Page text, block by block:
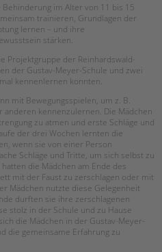
im Alter von 11 bis 15
trainieren, Grundlagen der
lernen – und ihre
stärken.
Projektgruppe der Reinhardswald-
der Gustav-Meyer-Schule und zwei
kennenlernen konnten.
mit Bewegungsspielen, um z. B.
kennenzulernen. Die Mädchen
zu atmen und erste Schläge und
der drei Wochen lernten die
wenn sie von einer Person
Schläge und Tritte, um sich selbst zu
die Mädchen am Ende des
mit der Faust zu zerschlagen oder mit
Mädchen nutzte diese Gelegenheit
durften sie ihre zerschlagenen
stolz in der Schule und zu Hause
die Mädchen in der Gustav-Meyer-
die gemeinsame Erfahrung zu